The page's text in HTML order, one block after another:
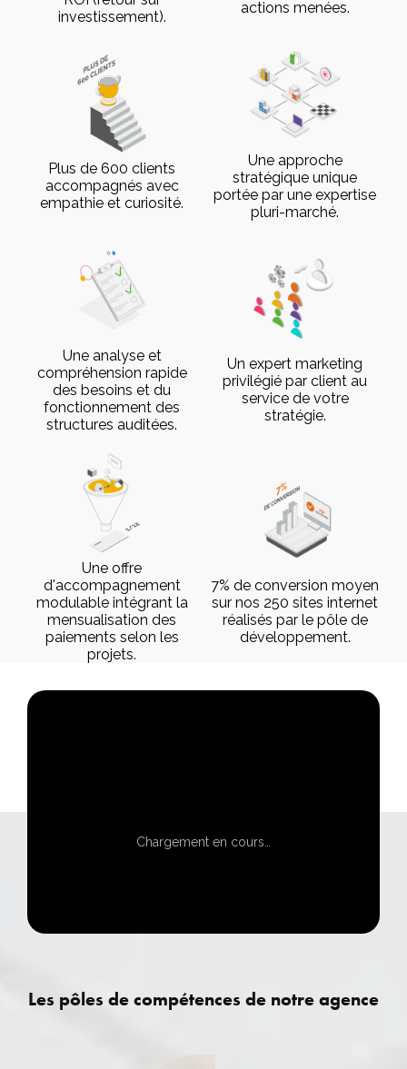
investissement).
actions menées.
Plus de 600 clients
accompagnés avec
empathie et curiosité.
Une approche
stratégique unique
portée par une expertise
pluri-marché.
Une analyse et
compréhension rapide
des besoins et du
fonctionnement des
structures auditées.
Un expert marketing
privilégié par client au
service de votre
stratégie.
Une offre
d'accompagnement
modulable intégrant la
mensualisation des
paiements selon les
projets.
7% de conversion moyen
sur nos 250 sites internet
réalisés par le pôle de
développement.
Les pôles de compétences de notre agence